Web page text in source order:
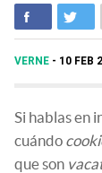
VERNE 10 FEB
Si hablas en
cuándo
que son